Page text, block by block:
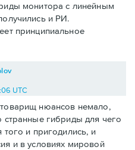
монитора с линейным
и РИ.
принципиальное
UTC
нюансов немало,
странные гибриды для чего
того и пригодились, и
и в условиях мировой